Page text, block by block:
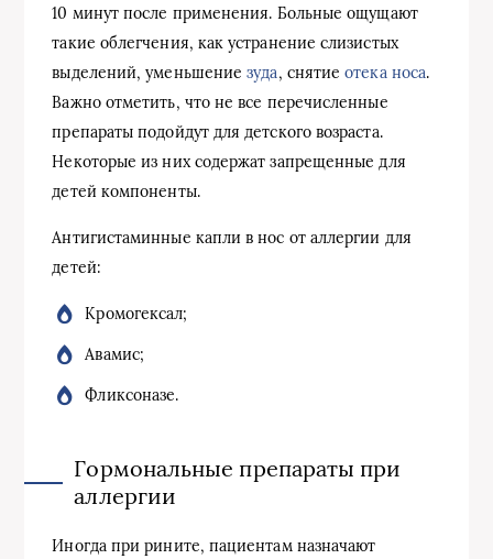
10 минут после применения. Больные ощущают
такие облегчения, как устранение слизистых
выделений, уменьшениезуда, снятиеотека носа.
Важно отметить, что не все перечисленные
препараты подойдут для детского возраста.
Некоторые из них содержат запрещенные для
детей компоненты.
Антигистаминные капли в нос от аллергии для
детей:
Кромогексал;
Авамис;
Фликсоназе.
Гормональные препараты при
аллергии
Иногда при рините, пациентам назначают